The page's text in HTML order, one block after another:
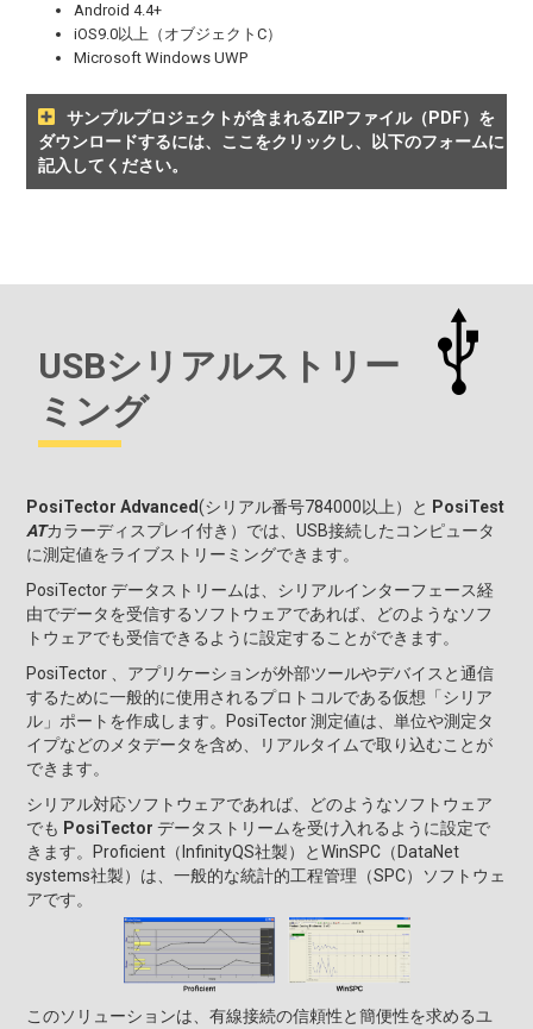
Android 4.4+
iOS9.0以上（オブジェクトC）
Microsoft Windows UWP
サンプルプロジェクトが含まれるZIPファイル（PDF）を
ダウンロードするには、ここをクリックし、以下のフォームに
記入してください。
USBシリアルストリー
ミング
PosiTector Advanced(シリアル番号784000以上）と PosiTest
ATカラーディスプレイ付き）では、USB接続したコンピュータ
に測定値をライブストリーミングできます。
PosiTector データストリームは、シリアルインターフェース経
由でデータを受信するソフトウェアであれば、どのようなソフ
トウェアでも受信できるように設定することができます。
PosiTector 、アプリケーションが外部ツールやデバイスと通信
するために一般的に使用されるプロトコルである仮想「シリア
ル」ポートを作成します。PosiTector 測定値は、単位や測定タ
イプなどのメタデータを含め、リアルタイムで取り込むことが
できます。
シリアル対応ソフトウェアであれば、どのようなソフトウェア
でも PosiTectorデータストリームを受け入れるように設定で
きます。Proficient（InfinityQS社製）とWinSPC（DataNet
systems社製）は、一般的な統計的工程管理（SPC）ソフトウェ
アです。
このソリューションは、有線接続の信頼性と簡便性を求めるユ